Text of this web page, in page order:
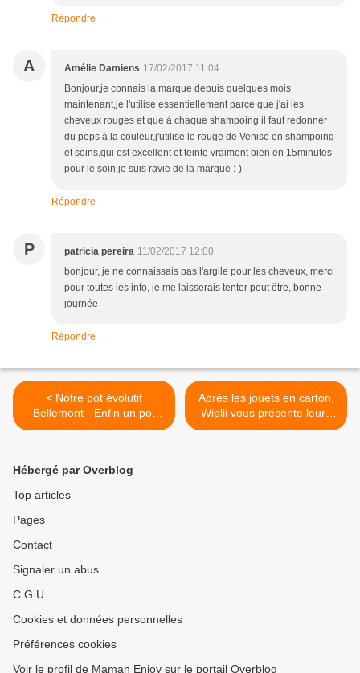
Répondre
A Amélie Damiens 17/02/2017 11:04
Bonjour,je connais la marque depuis quelques mois
maintenant,je l'utilise essentiellement parce que j'ai les
cheveux rouges et que à chaque shampoing il faut redonner
du peps à la couleur,j'utilise le rouge de Venise en shampoing
et soins,qui est excellent et teinte vraiment bien en 15minutes
pour le soin,je suis ravie de la marque :-)
Répondre
P patricia pereira 11/02/2017 12:00
bonjour, je ne connaissais pas l'argile pour les cheveux, merci
pour toutes les info, je me laisserais tenter peut être, bonne
journée
Répondre
< Notre pot évolutif
Bellemont - Enfin un pot
conçu et adapté pour nos
Après les jouets en carton,
Wiplii vous présente leurs
costumes pour enfants ! >
Hébergé par Overblog
Top articles
Pages
Contact
Signaler un abus
C.G.U.
Cookies et données personnelles
Préférences cookies
Voir le profil de Maman Enjoy sur le portail Overblog